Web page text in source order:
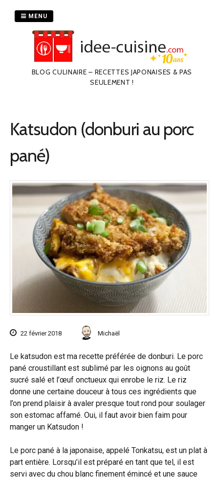
BLOG CULINAIRE – RECETTES JAPONAISES & PAS
SEULEMENT !
MENU
Katsudon (donburi au porc
pané)
22 février 2018 Michaël
Le katsudon est ma recette préférée de donburi. Le porc
pané croustillant est sublimé par les oignons au goût
sucré salé et l’œuf onctueux qui enrobe le riz. Le riz
donne une certaine douceur à tous ces ingrédients que
l’on prend plaisir à avaler presque tout rond pour soulager
son estomac affamé. Oui, il faut avoir bien faim pour
manger un Katsudon !
Le porc pané à la japonaise, appelé Tonkatsu, est un plat à
part entière. Lorsqu’il est préparé en tant que tel, il est
servi avec du chou blanc finement émincé et une sauce